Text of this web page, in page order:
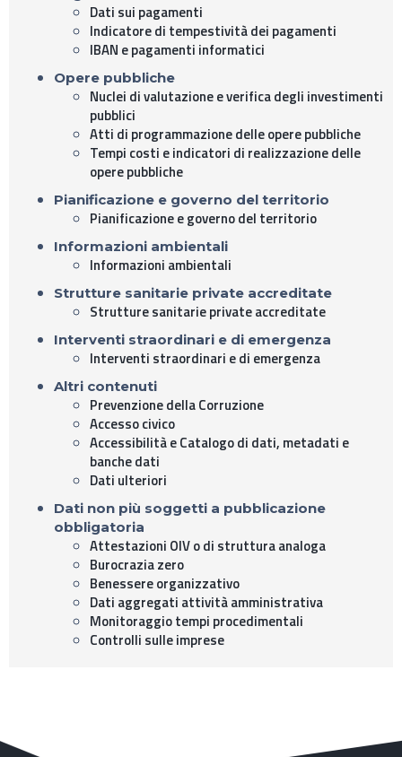
Dati sui pagamenti
Indicatore di tempestività dei pagamenti
IBAN e pagamenti informatici
Opere pubbliche
Nuclei di valutazione e verifica degli investimenti
pubblici
Atti di programmazione delle opere pubbliche
Tempi costi e indicatori di realizzazione delle
opere pubbliche
Pianificazione e governo del territorio
Pianificazione e governo del territorio
Informazioni ambientali
Informazioni ambientali
Strutture sanitarie private accreditate
Strutture sanitarie private accreditate
Interventi straordinari e di emergenza
Interventi straordinari e di emergenza
Altri contenuti
Prevenzione della Corruzione
Accesso civico
Accessibilità e Catalogo di dati, metadati e
banche dati
Dati ulteriori
Dati non più soggetti a pubblicazione
obbligatoria
Attestazioni OIV o di struttura analoga
Burocrazia zero
Benessere organizzativo
Dati aggregati attività amministrativa
Monitoraggio tempi procedimentali
Controlli sulle imprese